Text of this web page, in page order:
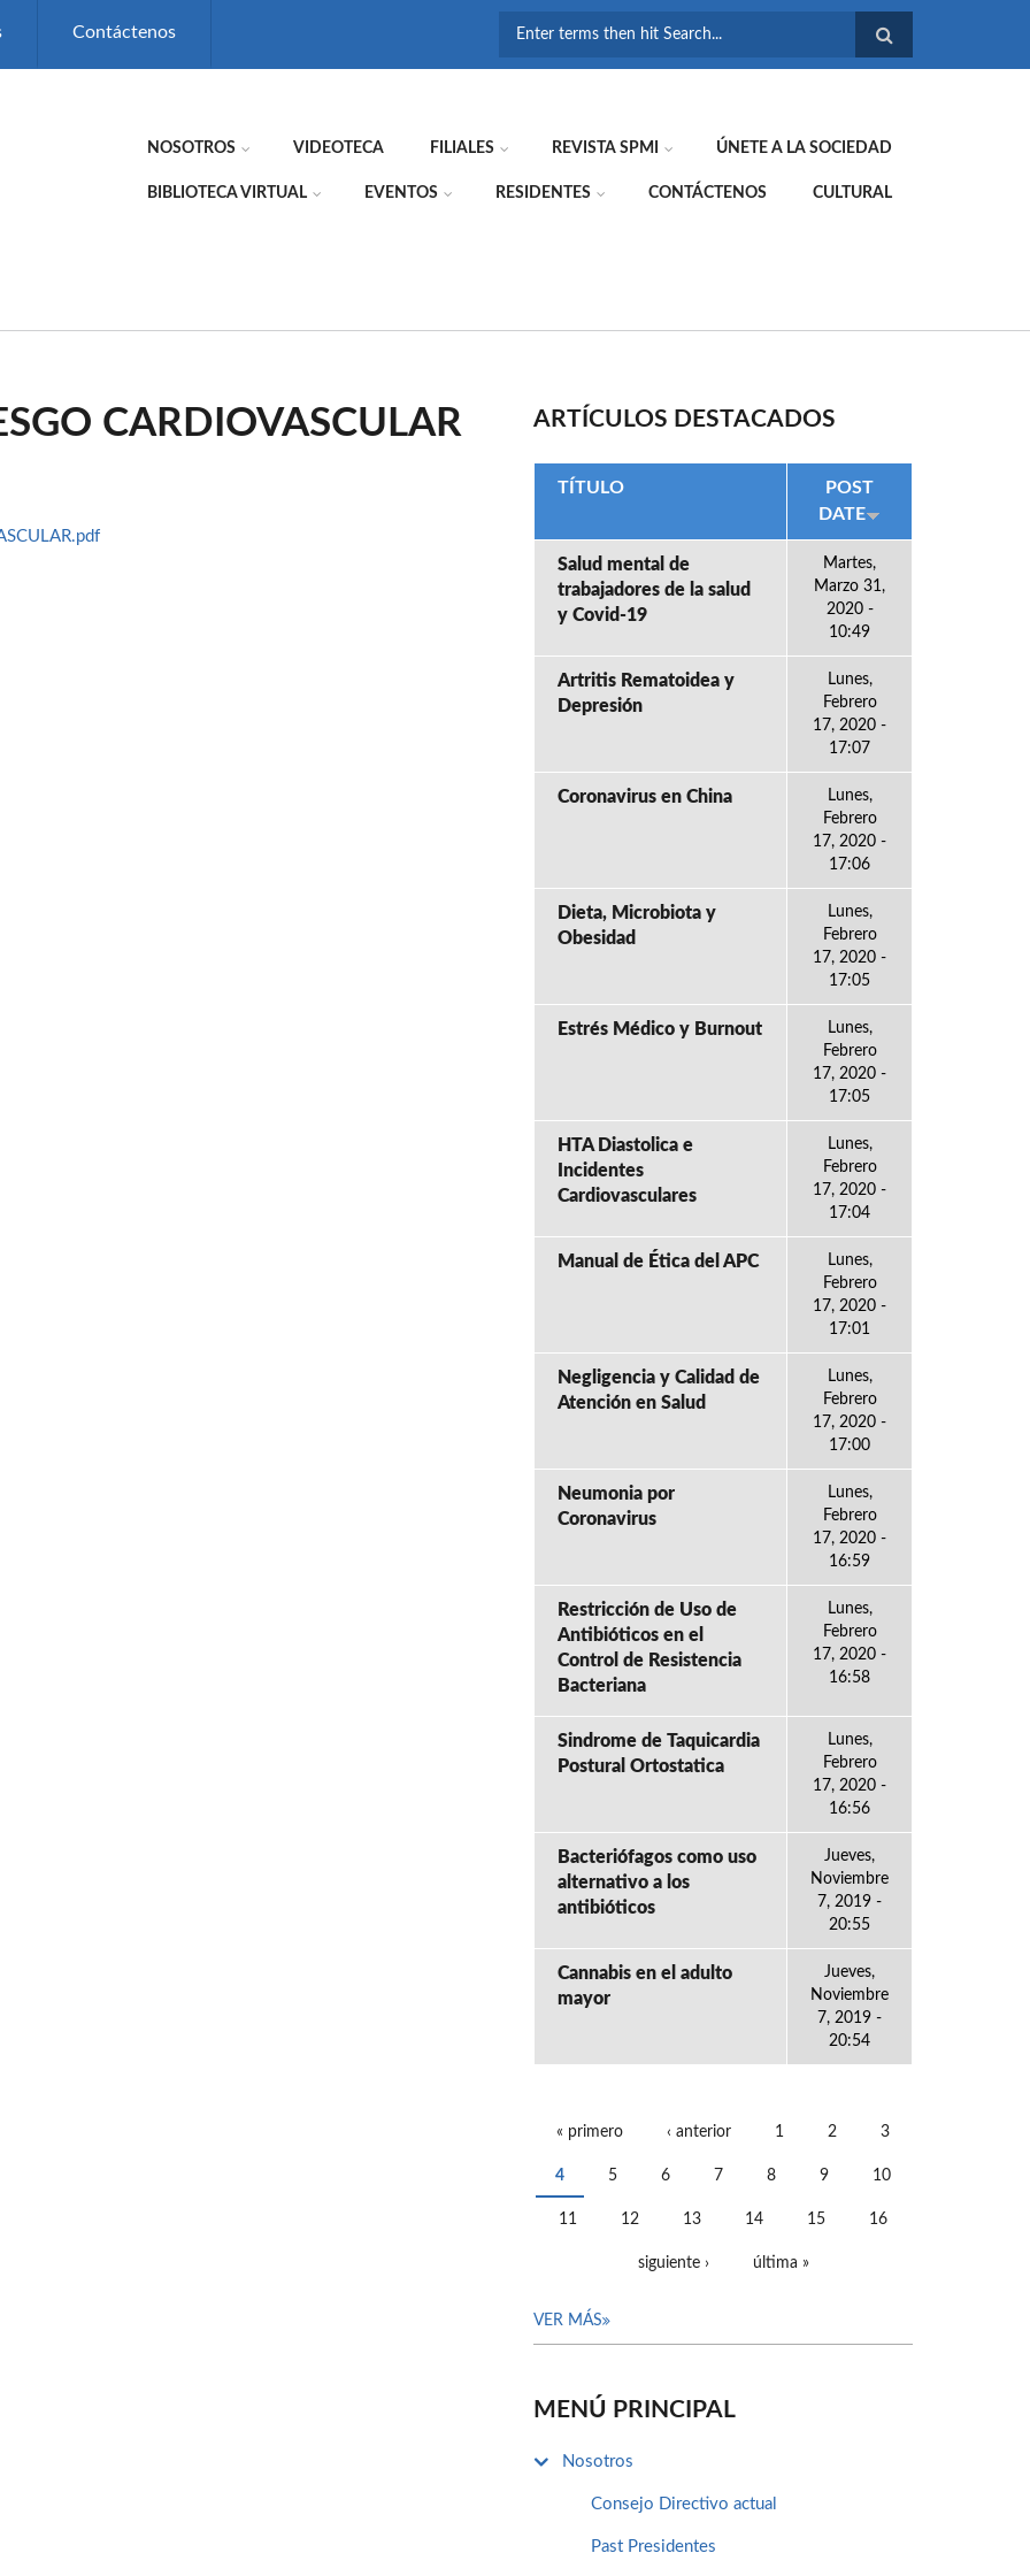
Contáctenos
NOSOTROS VIDEOTECA FILIALES REVISTA SPMI ÚNETE A LA SOCIEDAD
BIBLIOTECA VIRTUAL EVENTOS RESIDENTES CONTÁCTENOS CULTURAL
CARDIOVASCULAR ARTÍCULOS DESTACADOS
TÍTULO
POST
DATE
Salud mental de
trabajadores de la salud
y Covid-19
Martes,
Marzo 31,
2020 -
10:49
Artritis Rematoidea y
Depresión
Lunes,
Febrero
17, 2020 -
17:07
Coronavirus en China
Lunes,
Febrero
17, 2020 -
17:06
Dieta, Microbiota y
Obesidad
Lunes,
Febrero
17, 2020 -
17:05
Estrés Médico y Burnout
Lunes,
Febrero
17, 2020 -
17:05
HTA Diastolica e
Incidentes
Cardiovasculares
Lunes,
Febrero
17, 2020 -
17:04
Manual de Ética del APC
Lunes,
Febrero
17, 2020 -
17:01
Negligencia y Calidad de
Atención en Salud
Lunes,
Febrero
17, 2020 -
17:00
Neumonia por
Coronavirus
Lunes,
Febrero
17, 2020 -
16:59
Restricción de Uso de
Antibióticos en el
Control de Resistencia
Bacteriana
Lunes,
Febrero
17, 2020 -
16:58
Sindrome de Taquicardia
Postural Ortostatica
Lunes,
Febrero
17, 2020 -
16:56
Bacteriófagos como uso
alternativo a los
antibióticos
Jueves,
Noviembre
7, 2019 -
20:55
Cannabis en el adulto
mayor
Jueves,
Noviembre
7, 2019 -
20:54
« primero ‹ anterior 1 2 3
4 5 6 7 8 9 10
11 12 13 14 15 16
siguiente › última »
VER MÁS
MENÚ PRINCIPAL
Nosotros
Consejo Directivo actual
Past Presidentes